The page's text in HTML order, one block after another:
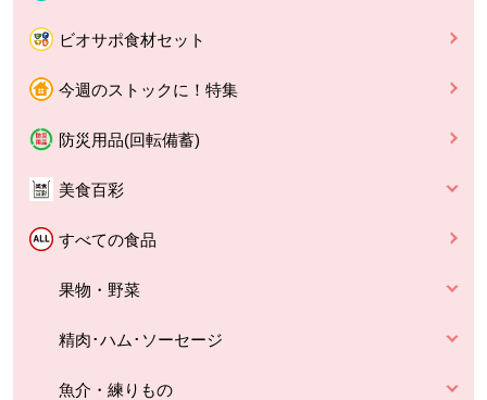
ビオサポ食材セット
今週のストックに！特集
防災用品(回転備蓄)
美食百彩
すべての食品
果物・野菜
精肉･ハム･ソーセージ
魚介・練りもの